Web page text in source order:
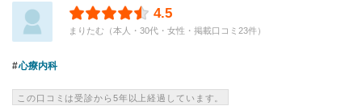
4.5
まりたむ（本人・30代・女性・掲載口コミ23件）
心療内科
この口コミは受診から5年以上経過しています。